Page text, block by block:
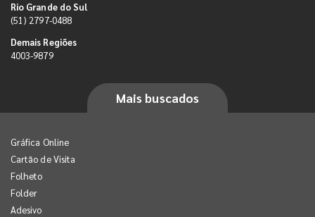
Rio Grande do Sul
(51) 2797-0488
Demais Regiões
4003-9879
Mais buscados
Gráfica Online
Cartão de Visita
Folheto
Folder
Adesivo